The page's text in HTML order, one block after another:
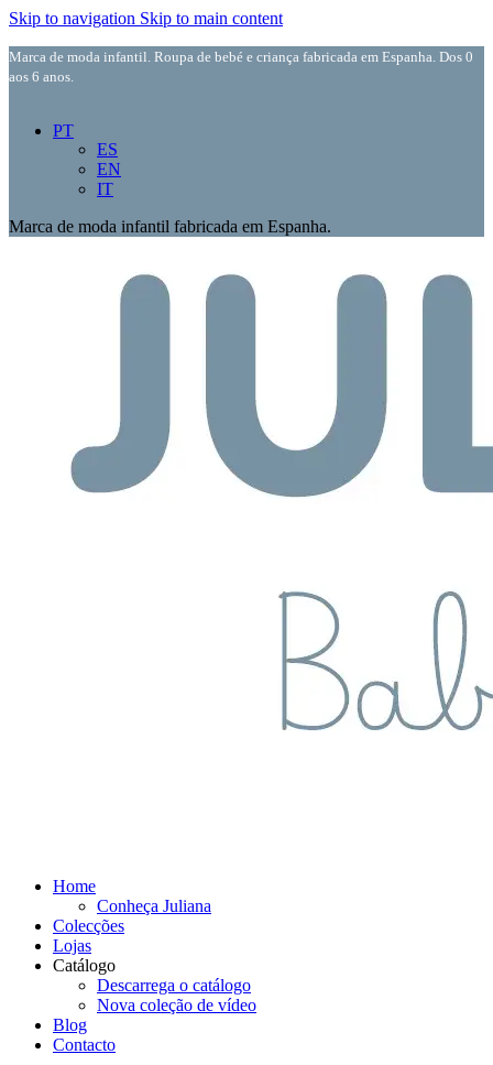
Skip to navigation Skip to main content
Marca de moda infantil. Roupa de bebé e criança fabricada em Espanha. Dos 0
aos 6 anos.
PT
ES
EN
IT
Marca de moda infantil fabricada em Espanha.
Home
Conheça Juliana
Colecções
Lojas
Catálogo
Descarrega o catálogo
Nova coleção de vídeo
Blog
Contacto